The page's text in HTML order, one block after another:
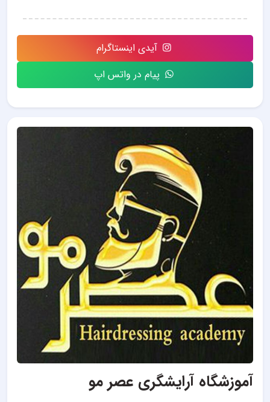
آموزشگاه آرایشگری عصر مو
آیدی اینستاگرام
پیام در واتس اپ